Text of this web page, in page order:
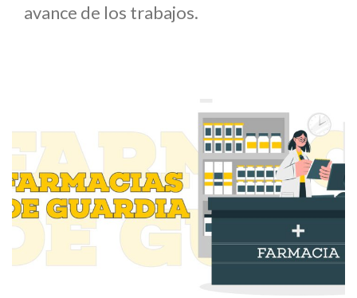
avance de los trabajos.